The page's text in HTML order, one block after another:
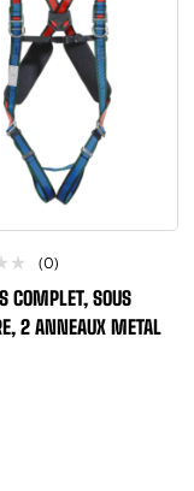
(0)
COMPLET, SOUS
2 ANNEAUX METAL